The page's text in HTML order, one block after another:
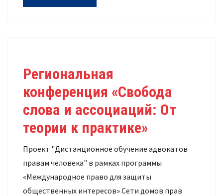
Региональная
конференция «Свобода
слова и ассоциаций: От
теории к практике»
Проект "Дистанционное обучение адвокатов
правам человека" в рамках программы
«Международное право для защиты
общественных интересов» Сети домов прав